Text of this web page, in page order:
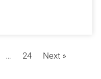
… 24 Next »